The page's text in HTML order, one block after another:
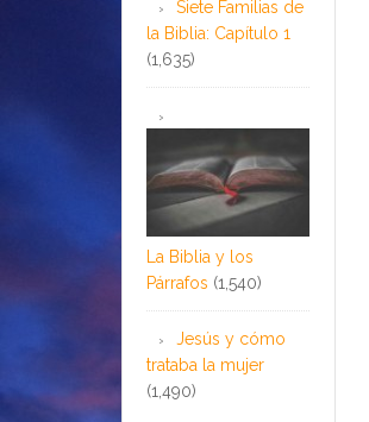
Siete Familias de
la Biblia: Capítulo 1
(1,635)
La Biblia y los
Párrafos (1,540)
Jesús y cómo
trataba la mujer
(1,490)